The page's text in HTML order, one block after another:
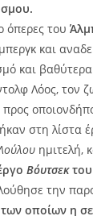
όπερες του
και
και βαθύτερα
Λόος, τον
στη λίστα
ημιτελή,
Βόυτσεκτου
την
οποίων η